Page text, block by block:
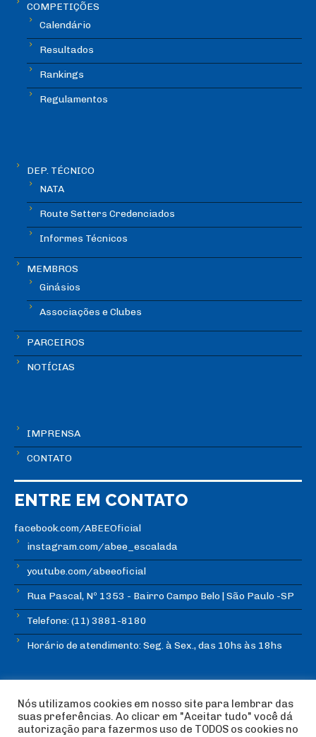
COMPETIÇÕES
Calendário
Resultados
Rankings
Regulamentos
DEP. TÉCNICO
NATA
Route Setters Credenciados
Informes Técnicos
MEMBROS
Ginásios
Associações e Clubes
PARCEIROS
NOTÍCIAS
IMPRENSA
CONTATO
ENTRE EM CONTATO
facebook.com/ABEEOficial
instagram.com/abee_escalada
youtube.com/abeeoficial
Rua Pascal, Nº 1353 - Bairro Campo Belo | São Paulo -SP
Telefone: (11) 3881-8180
Horário de atendimento: Seg. à Sex., das 10hs às 18hs
© Copyright ABEE | Associação Brasileira de Escalada
Nós utilizamos cookies em nosso site para lembrar das
suas preferências. Ao clicar em "Aceitar tudo" você dá
autorização para fazermos uso de TODOS os cookies no